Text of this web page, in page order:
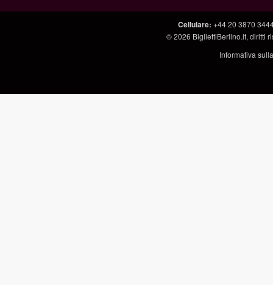
Cellulare: +44 20 3870
© 2026 BigliettiBerlino.it, diritti
Informativa